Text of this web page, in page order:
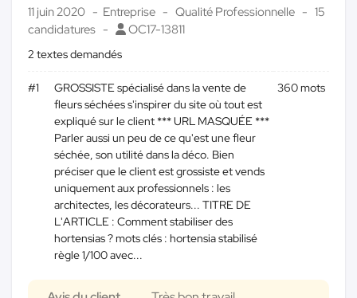
11 juin 2020 Entreprise Qualité Professionnelle
15
candidatures
OC17-13811
2 textes demandés
#1
GROSSISTE spécialisé dans la vente de
fleurs séchées s'inspirer du site où tout est
expliqué sur le client *** URL MASQUÉE ***
Parler aussi un peu de ce qu'est une fleur
séchée, son utilité dans la déco. Bien
préciser que le client est grossiste et vends
uniquement aux professionnels : les
architectes, les décorateurs... TITRE DE
L'ARTICLE : Comment stabiliser des
hortensias ? mots clés : hortensia stabilisé
règle 1/100 avec...
360 mots